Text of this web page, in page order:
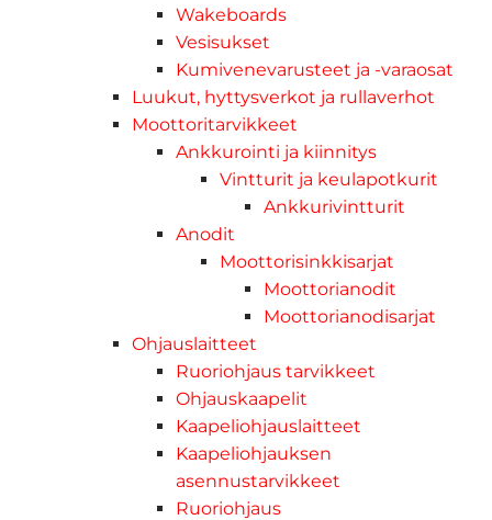
Wakeboards
Vesisukset
Kumivenevarusteet ja -varaosat
Luukut, hyttysverkot ja rullaverhot
Moottoritarvikkeet
Ankkurointi ja kiinnitys
Vintturit ja keulapotkurit
Ankkurivintturit
Anodit
Moottorisinkkisarjat
Moottorianodit
Moottorianodisarjat
Ohjauslaitteet
Ruoriohjaus tarvikkeet
Ohjauskaapelit
Kaapeliohjauslaitteet
Kaapeliohjauksen
asennustarvikkeet
Ruoriohjaus